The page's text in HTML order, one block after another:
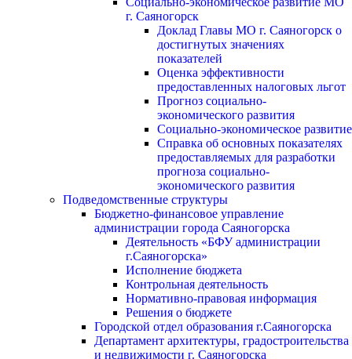
г. Саяногорск
Доклад Главы МО г. Саяногорск о
достигнутых значениях
показателей
Оценка эффективности
предоставленных налоговых льгот
Прогноз социально-
экономического развития
Социально-экономическое развитие
Справка об основных показателях
предоставляемых для разработки
прогноза социально-
экономического развития
Подведомственные структуры
Бюджетно-финансовое управление
администрации города Саяногорска
Деятельность «БФУ администрации
г.Саяногорска»
Исполнение бюджета
Контрольная деятельность
Нормативно-правовая информация
Решения о бюджете
Городской отдел образования г.Саяногорска
Департамент архитектуры, градостроительства
и недвижимости г. Саяногорска